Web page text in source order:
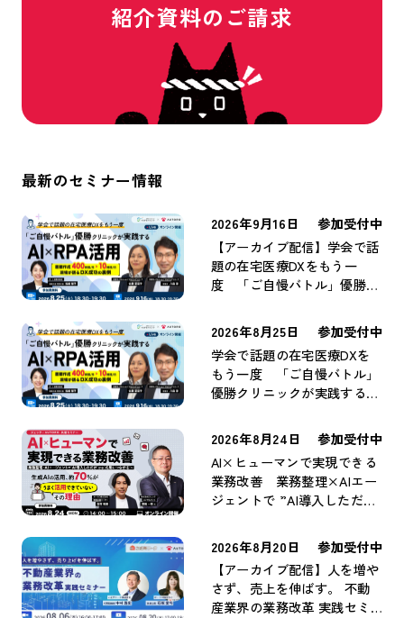
紹介資料のご請求
最新のセミナー情報
2026年9月16日
参加受付中
【アーカイブ配信】学会で話
題の在宅医療DXをもう一
度 「ご自慢バトル」優勝ク
活用 ～書類作成400時間/
月→10時間/月。現場が語る
DX成功の裏側～
2026年8月25日
参加受付中
学会で話題の在宅医療DXを
もう一度 「ご自慢バトル」
優勝クリニックが実践するAI
時間/月→10時間/月。現場が
語るDX成功の裏側～
2026年8月24日
参加受付中
AI×ヒューマンで実現できる
業務改善 業務整理×AIエー
ジェントで ”AI導入しただ
2026年8月20日
参加受付中
【アーカイブ配信】人を増や
さず、売上を伸ばす。 不動
産業界の業務改革 実践セミ